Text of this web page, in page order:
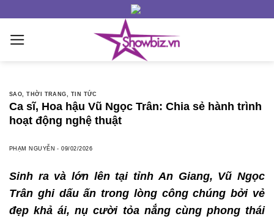
content
SAO ,THỜI TRANG TIN TỨC
Ca sĩ, Hoa hậu Vũ Ngọc Trân: Chia sẻ hành trình
hoạt động nghệ thuật
PHẠM NGUYỄN -09/02/2026
Sinh ra và lớn lên tại tỉnh An Giang, Vũ Ngọc
Trân ghi dấu ấn trong lòng công chúng bởi vẻ
đẹp khả ái, nụ cười tỏa nắng cùng phong thái